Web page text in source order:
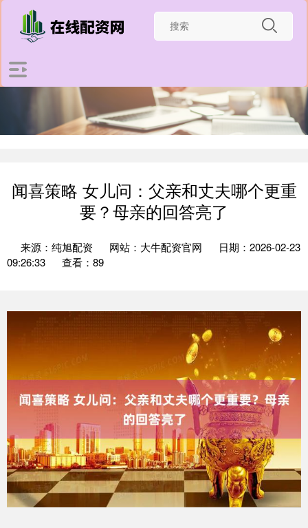
闻喜策略 女儿问：父亲和丈夫哪个更重
要？母亲的回答亮了
来源：纯旭配资 网站：大牛配资官网
日期：2026-02-23
09:26:33
查看：89